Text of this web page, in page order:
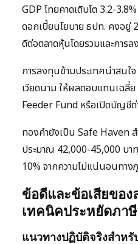
GDP ไทยคาดเติบโต 3.2-
ดอกเบี้ยนโยบาย ธปท. คงอยู่
ดีต่อตลาดหุ้นโดยรวมและการ
การลงทุนข้ามประเทศน่าสน
เวียดนาม ให้ผลตอบแทนเฉลี่
Feeder Fund หรือเปิดบัญชีต่
ทองคำยังเป็น Safe Haven
ประมาณ 42,000-45,000 บ
10% จากความไม่แน่นอนทาง
ข้อดีและข้อเสียขอ
เทคนิคประหยัดภาษี
แนวทางปฏิบัติจริงสำห